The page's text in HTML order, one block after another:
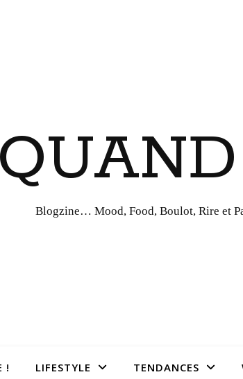
Blogzine… Mood, Food, Boulot, Rire et
! LIFESTYLE TENDANCES